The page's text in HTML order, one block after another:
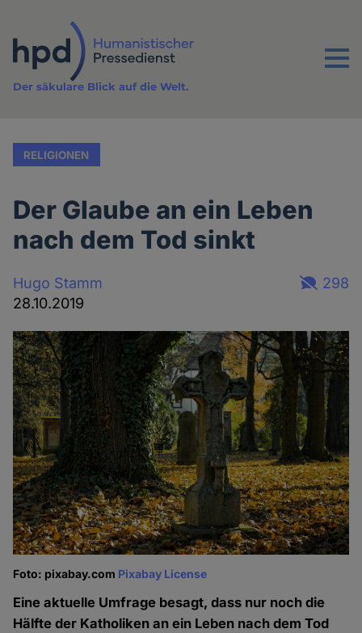
Inhalt
Menu
Der säkulare Blick auf die Welt.
RELIGIONEN
Der Glaube an ein Leben
nach dem Tod sinkt
Hugo Stamm
28.10.2019
298
Foto: pixabay.com Pixabay License
Eine aktuelle Umfrage besagt, dass nur noch die
Hälfte der Katholiken an ein Leben nach dem Tod